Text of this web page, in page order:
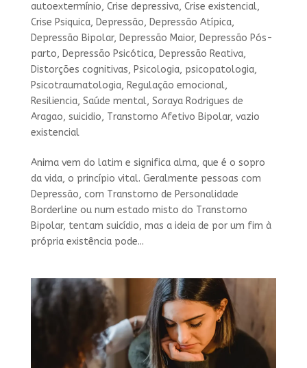
autoextermínio, Crise depressiva, Crise existencial,
Crise Psiquica, Depressão, Depressão Atípica,
Depressão Bipolar, Depressão Maior, Depressão Pós-
parto, Depressão Psicótica, Depressão Reativa,
Distorções cognitivas, Psicologia, psicopatologia,
Psicotraumatologia, Regulação emocional,
Resiliencia, Saúde mental, Soraya Rodrigues de
Aragao, suicidio, Transtorno Afetivo Bipolar, vazio
existencial
Anima vem do latim e significa alma, que é o sopro
da vida, o princípio vital. Geralmente pessoas com
Depressão, com Transtorno de Personalidade
Borderline ou num estado misto do Transtorno
Bipolar, tentam suicídio, mas a ideia de por um fim à
própria existência pode...